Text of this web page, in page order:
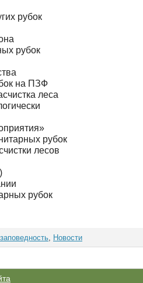
рубок
рубок
на ПЗФ
леса
рубок
лесов
рубок
, Новости